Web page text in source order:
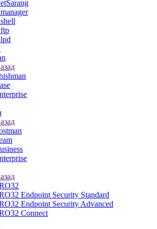
Endpoint Security Standard
Endpoint Security Advanced
Connect